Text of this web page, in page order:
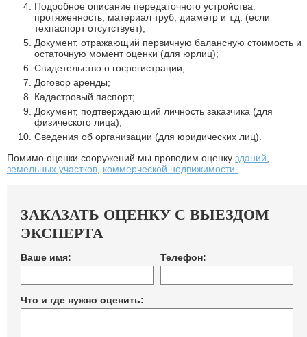
Подробное описание передаточного устройства:
протяженность, материал труб, диаметр и т.д. (если
техпаспорт отсутствует);
Документ, отражающий первичную балансную стоимость и
остаточную момент оценки (для юрлиц);
Свидетельство о госрегистрации;
Договор аренды;
Кадастровый паспорт;
Документ, подтверждающий личность заказчика (для
физического лица);
Сведения об организации (для юридических лиц).
Помимо оценки сооружений мы проводим оценку зданий,
земельных участков, коммерческой недвижимости.
ЗАКАЗАТЬ ОЦЕНКУ С ВЫЕЗДОМ
ЭКСПЕРТА
Ваше имя: Телефон:
Что и где нужно оценить: